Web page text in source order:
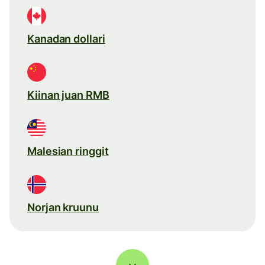
Kanadan dollari
Kiinan juan RMB
Malesian ringgit
Norjan kruunu